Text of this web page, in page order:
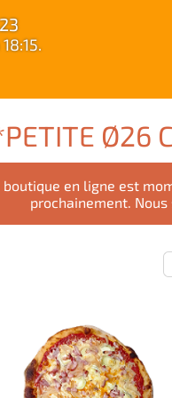
Ø26
boutique en ligne est
prochainement.